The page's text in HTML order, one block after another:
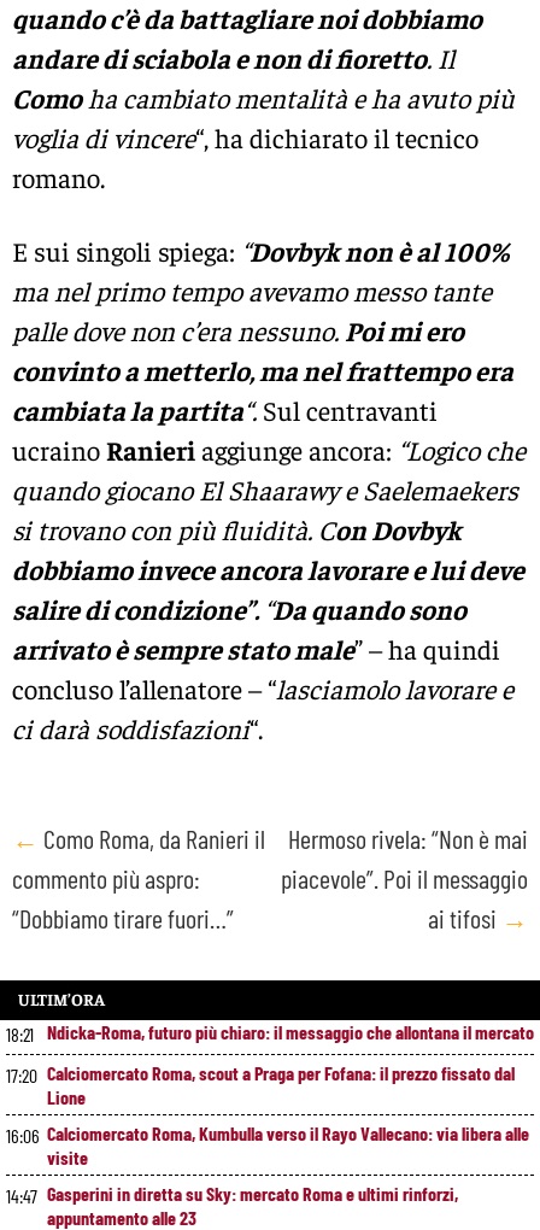
quando c’è da battagliare noi dobbiamo
andare di sciabola e non di fioretto. Il
Comoha cambiato mentalità e ha avuto più
voglia di vincere“, ha dichiarato il tecnico
romano.
E sui singoli spiega: “Dovbyk non è al 100%
ma nel primo tempo avevamo messo tante
palle dove non c’era nessuno. Poi mi ero
convinto a metterlo, ma nel frattempo era
cambiata la partita“. Sul centravanti
ucrainoRanieriaggiunge ancora: “Logico che
quando giocano El Shaarawy e Saelemaekers
si trovano con più fluidità. Con Dovbyk
dobbiamo invece ancora lavorare e lui deve
salire di condizione”. “Da quando sono
arrivato è sempre stato male” – ha quindi
concluso l’allenatore – “lasciamolo lavorare e
ci darà soddisfazioni“.
Post
navigation
← Como Roma, da Ranieri il
commento più aspro:
“Dobbiamo tirare fuori…”
Hermoso rivela: “Non è mai
piacevole”. Poi il messaggio
ai tifosi →
ULTIM’ORA
18:21 Ndicka-Roma, futuro più chiaro: il messaggio che allontana il mercato
17:20 Calciomercato Roma, scout a Praga per Fofana: il prezzo fissato dal
Lione
16:06 Calciomercato Roma, Kumbulla verso il Rayo Vallecano: via libera alle
visite
14:47 Gasperini in diretta su Sky: mercato Roma e ultimi rinforzi,
appuntamento alle 23